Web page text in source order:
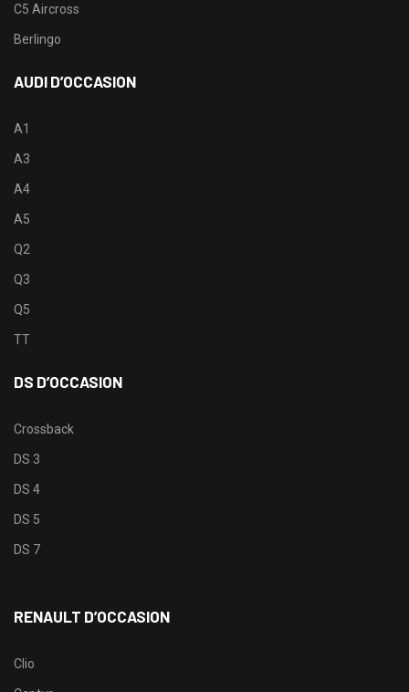
C5 Aircross
Berlingo
AUDI D’OCCASION
A1
A3
A4
A5
Q2
Q3
Q5
TT
DS D’OCCASION
Crossback
DS 3
DS 4
DS 5
DS 7
RENAULT D’OCCASION
Clio